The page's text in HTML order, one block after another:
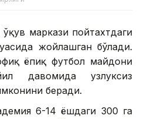
маркази пойтахтдаги
жойлашган бўлади.
ёпиқ футбол майдони
давомида узлуксиз
беради.
6-14 ёшдаги 300 га